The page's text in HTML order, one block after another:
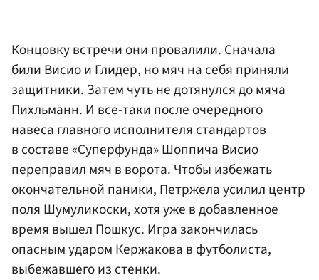
Концовку встречи они провалили. Сначала
били Висио и Глидер, но мяч на себя приняли
защитники. Затем чуть не дотянулся до мяча
Пихльманн. И все-таки после очередного
навеса главного исполнителя стандартов
в составе «Суперфунда» Шоппича Висио
переправил мяч в ворота. Чтобы избежать
окончательной паники, Петржела усилил центр
поля Шумуликоски, хотя уже в добавленное
время вышел Пошкус. Игра закончилась
опасным ударом Кержакова в футболиста,
выбежавшего из стенки.